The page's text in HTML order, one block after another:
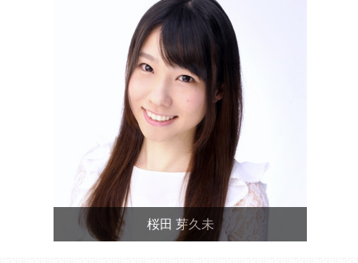
桜田 芽久未